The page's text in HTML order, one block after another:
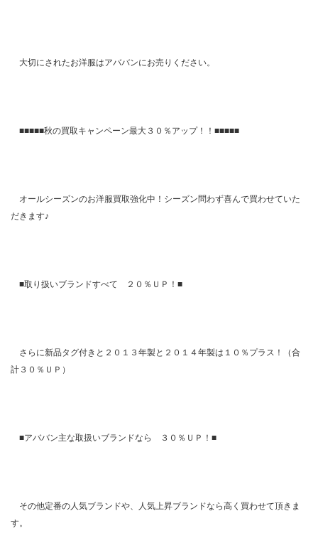
大切にされたお洋服はアババンにお売りください。
■■■■■秋の買取キャンペーン最大３０％アップ！！■■■■■
オールシーズンのお洋服買取強化中！シーズン問わず喜んで買わせていた
だきます♪
■取り扱いブランドすべて ２０％ＵＰ！■
さらに新品タグ付きと２０１３年製と２０１４年製は１０％プラス！（合
計３０％ＵＰ）
■アババン主な取扱いブランドなら ３０％ＵＰ！■
その他定番の人気ブランドや、人気上昇ブランドなら高く買わせて頂きま
す。